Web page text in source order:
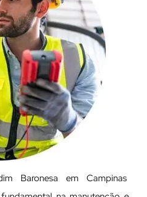
Baronesa em Campinas